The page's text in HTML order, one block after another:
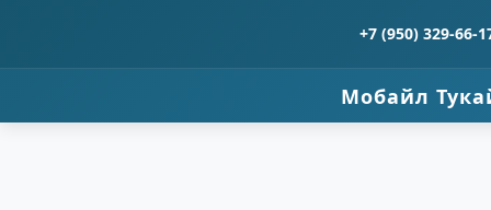
+7 (950) 329-66-
Мобайл